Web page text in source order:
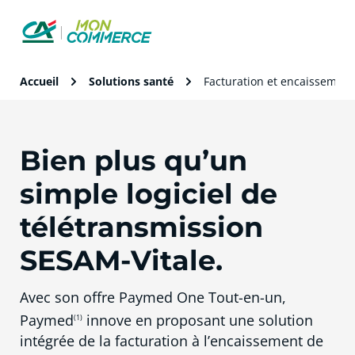
Accueil Solutions santé Facturation et encaissement
Bien plus qu’un
simple logiciel de
télétransmission
SESAM-Vitale.
Avec son offre Paymed One Tout-en-un,
Paymed(1) innove en proposant une solution
intégrée de la facturation à l’encaissement de